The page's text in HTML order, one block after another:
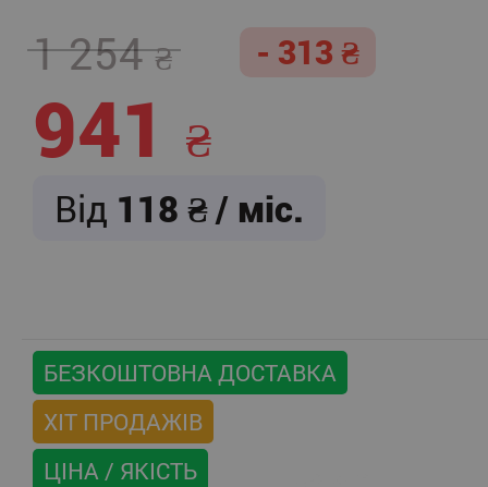
1 254 - 313
941
Від 118 / міс.
БЕЗКОШТОВНА ДОСТАВКА
ХІТ ПРОДАЖІВ
ЦІНА / ЯКІСТЬ